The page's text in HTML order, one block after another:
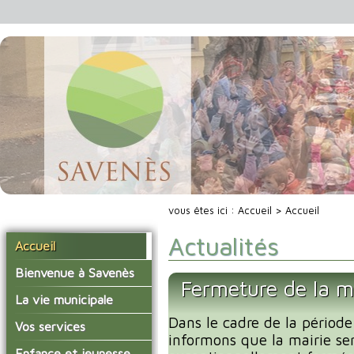
Accueil
Bienvenue à Savenès
Situer Savenès
Savenès en chiffre
L'histoire du village
La vie municipale
Vos élus
Les compte-rendus du
Vos services
La mairie
vous êtes ici : Accueil > Accueil
Actualités
Fermeture de la
Dans le cadre de la
informons que la mairie